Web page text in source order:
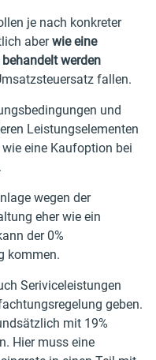
je nach konkreter
aberwie eine
werden
fallen.
und
Leistungselementen
eine Kaufoption bei
wegen der
eher wie ein
der 0%
kommen.
Seriviceleistungen
geben.
mit 19%
Hier muss eine